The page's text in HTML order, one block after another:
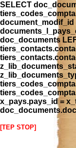
SELECT
document_modif_id
doc_documents
x_pays.pays_id =
[TEP STOP]